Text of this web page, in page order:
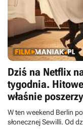
Dziś na Netflix
tygodnia.
właśnie
na weekendowy
W ten weekend Berlin
słonecznej Sewilli. Od